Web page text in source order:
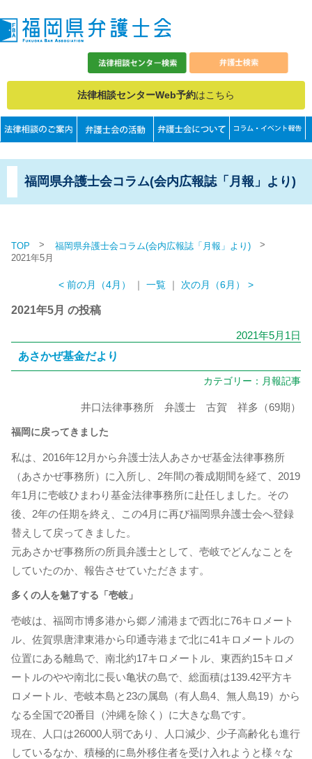
法律相談センターWeb予約はこちら
福岡県弁護士会コラム(会内広報誌「月報」より)
TOP > 福岡県弁護士会コラム(会内広報誌「月報」より) >
2021年5月
< 前の月（4月） ｜ 一覧 ｜ 次の月（6月） >
2021年5月 の投稿
2021年5月1日
あさかぜ基金だより
カテゴリー： 月報記事
井口法律事務所 弁護士 古賀 祥多（69期）
福岡に戻ってきました
私は、2016年12月から弁護士法人あさかぜ基金法律事務所
（あさかぜ事務所）に入所し、2年間の養成期間を経て、2019
年1月に壱岐ひまわり基金法律事務所に赴任しました。その
後、2年の任期を終え、この4月に再び福岡県弁護士会へ登録
替えして戻ってきました。
元あさかぜ事務所の所員弁護士として、壱岐でどんなことを
していたのか、報告させていただきます。
多くの人を魅了する「壱岐」
壱岐は、福岡市博多港から郷ノ浦港まで西北に76キロメート
ル、佐賀県唐津東港から印通寺港まで北に41キロメートルの
位置にある離島で、南北約17キロメートル、東西約15キロメ
ートルのやや南北に長い亀状の島で、総面積は139.42平方キ
ロメートル、壱岐本島と23の属島（有人島4、無人島19）から
なる全国で20番目（沖縄を除く）に大きな島です。
現在、人口は26000人弱であり、人口減少、少子高齢化も進行
しているなか、積極的に島外移住者を受け入れようと様々な